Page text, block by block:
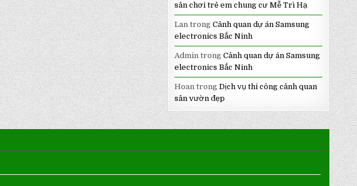
sân chơi trẻ em chung cư Mễ Trì Hạ
Lantrong Cảnh quan dự án Samsung
electronics Bắc Ninh
Admintrong Cảnh quan dự án Samsung
electronics Bắc Ninh
Hoantrong Dịch vụ thi công cảnh quan
sân vườn đẹp